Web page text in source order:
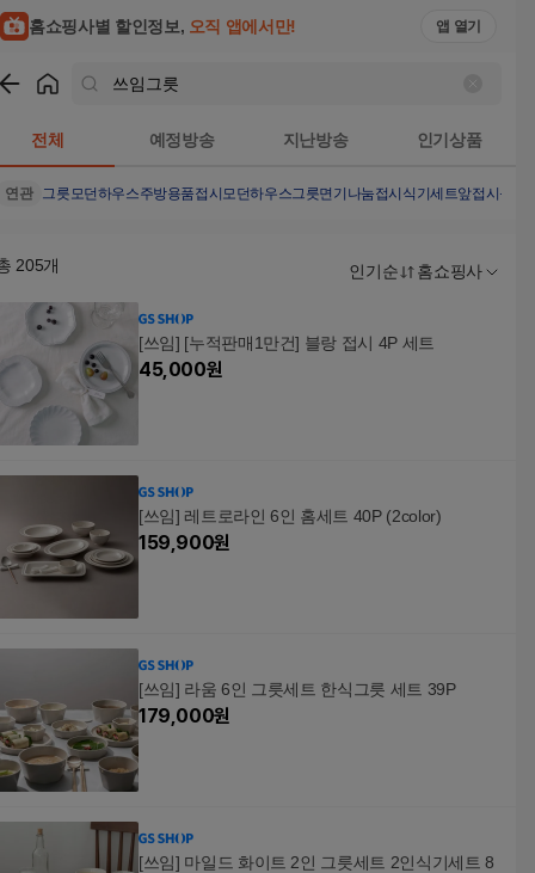
홈쇼핑사별 할인정보, 오직 앱에서만! 앱 열기
전체 예정방송 지난방송 인기상품
연관 그릇모던하우스주방용품접시 모던하우스그릇면기 나눔접시 식기세트앞접시 윤도
205개 인기순 홈쇼핑사
[쓰임] [누적판매1만건] 블랑 접시 4P 세트
45,000원
[쓰임] 레트로라인 6인 홈세트 40P (2color)
159,900원
[쓰임] 라움 6인 그릇세트 한식그릇 세트 39P
179,000원
[쓰임] 마일드 화이트 2인 그릇세트 2인식기세트 8